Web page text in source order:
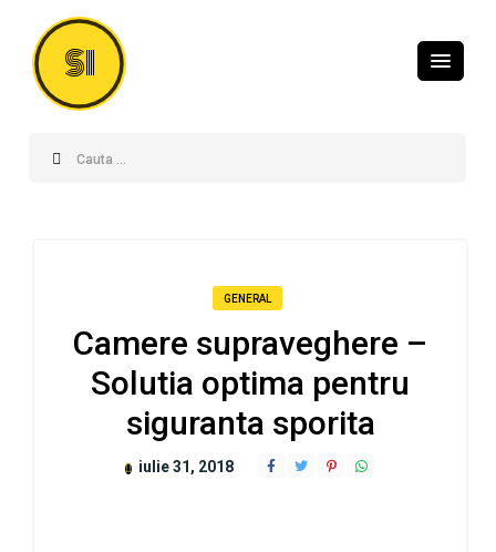
SI
GENERAL
Camere supraveghere –
Solutia optima pentru
siguranta sporita
iulie 31, 2018